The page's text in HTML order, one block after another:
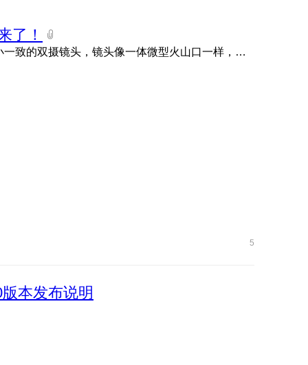
了！
太惊艳了！荣耀Magic V Flip2高定款真机来了！ 后置大小一致的双摄镜头，镜头像一体微型火山口一样，摄像头排布比 ...
5
本发布说明